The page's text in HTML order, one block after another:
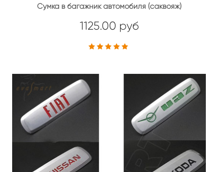
Сумка в багажник автомобиля (саквояж)
1125.00 руб